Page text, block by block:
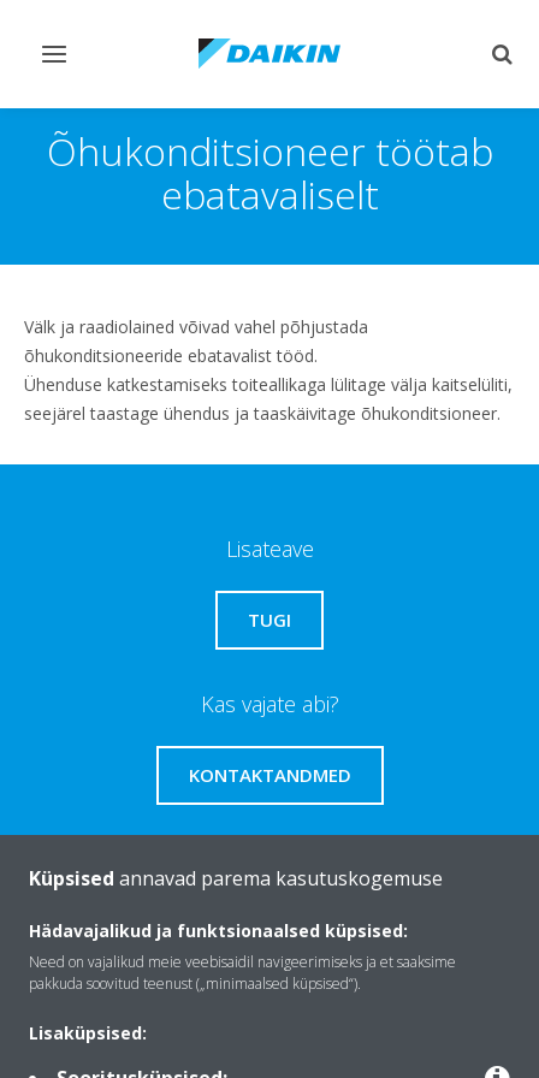
Lülitage
sisse/välja
Õhukonditsioneer töötab
ebatavaliselt
Välk ja raadiolained võivad vahel põhjustada
õhukonditsioneeride ebatavalist tööd.
Ühenduse katkestamiseks toiteallikaga lülitage välja kaitselüliti,
seejärel taastage ühendus ja taaskäivitage õhukonditsioneer.
Lisateave
TUGI
Kas vajate abi?
KONTAKTANDMED
Tutvustus Daikin
Küpsised annavad parema kasutuskogemuse
Hädavajalikud ja funktsionaalsed küpsised:
Need on vajalikud meie veebisaidil navigeerimiseks ja et saaksime
pakkuda soovitud teenust („minimaalsed küpsised“).
Lisaküpsised: